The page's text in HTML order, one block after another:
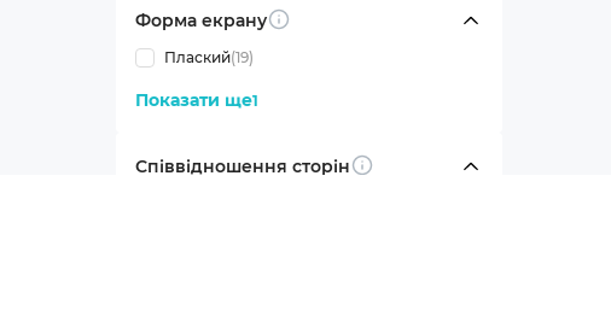
Форма екрану Info
Плаский(19)
Показати ще1
Співвідношення сторін
Info